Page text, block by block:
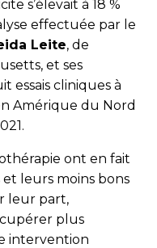
s’élevait à 18 %
effectuée par le
Leite, de
et ses
essais cliniques à
Amérique du Nord
ont en fait
leurs moins bons
leur part,
plus
intervention